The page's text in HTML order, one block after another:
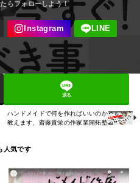
送る
ハンドメイドで何を作ればいいのか
教えます、齋藤貴栄の作家業開拓塾